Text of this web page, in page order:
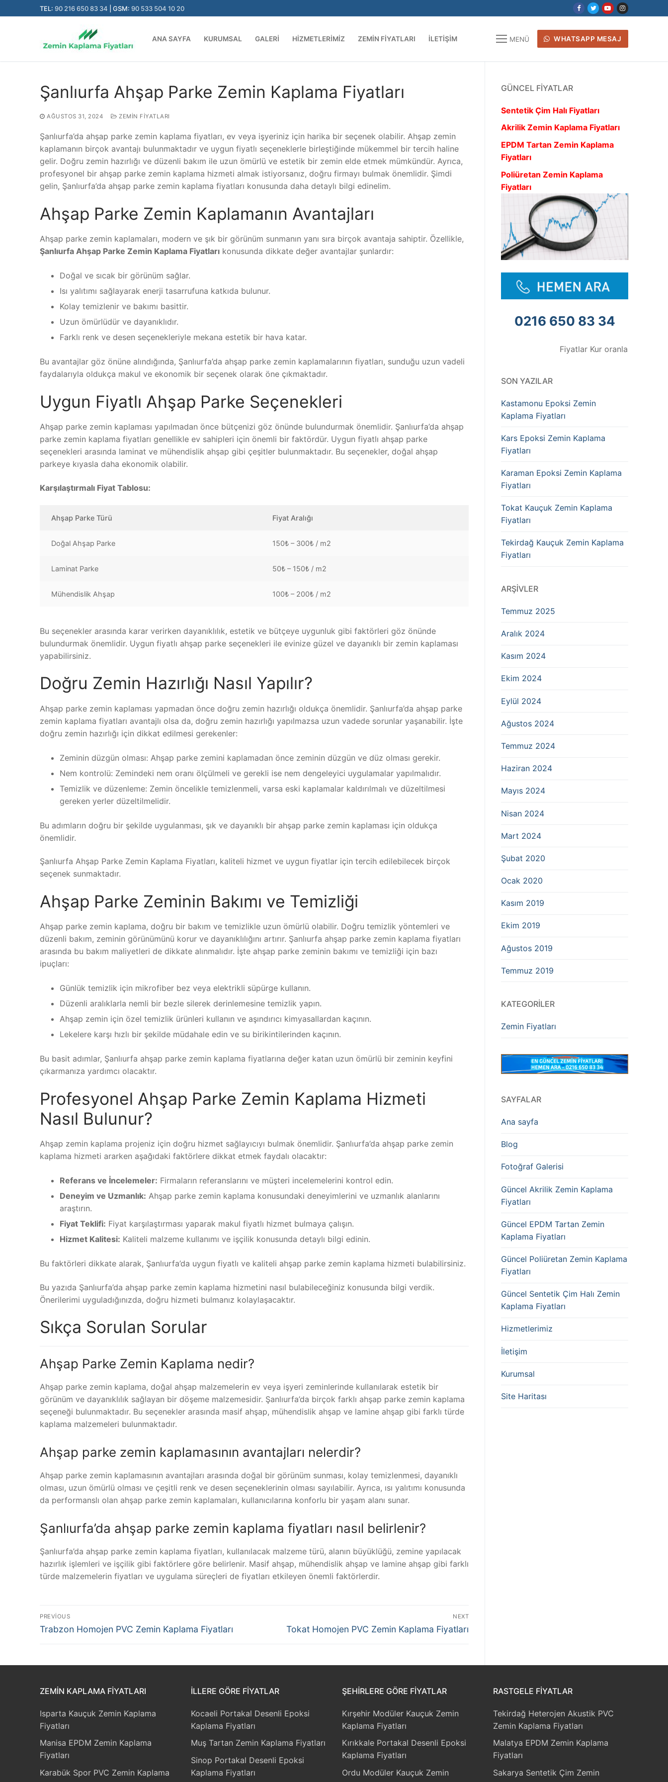
atla
TEL: 90 216 650 83 34 | GSM: 90 533 504 10 20
ANA SAYFA KURUMSAL GALERI HIZMETLERIMIZ ZEMIN FIYATLARI İLETIŞIM MENÜ WHATSAPP MESAJ
Şanlıurfa Ahşap Parke Zemin Kaplama Fiyatları
AĞUSTOS 31, 2024 ZEMIN FIYATLARI
Şanlıurfa’da ahşap parke zemin kaplama fiyatları, ev veya işyeriniz için harika bir seçenek olabilir. Ahşap zemin
kaplamanın birçok avantajı bulunmaktadır ve uygun fiyatlı seçeneklerle birleştiğinde mükemmel bir tercih haline
gelir. Doğru zemin hazırlığı ve düzenli bakım ile uzun ömürlü ve estetik bir zemin elde etmek mümkündür. Ayrıca,
profesyonel bir ahşap parke zemin kaplama hizmeti almak istiyorsanız, doğru firmayı bulmak önemlidir. Şimdi
gelin, Şanlıurfa’da ahşap parke zemin kaplama fiyatları konusunda daha detaylı bilgi edinelim.
Ahşap Parke Zemin Kaplamanın Avantajları
Ahşap parke zemin kaplamaları, modern ve şık bir görünüm sunmanın yanı sıra birçok avantaja sahiptir. Özellikle,
Şanlıurfa Ahşap Parke Zemin Kaplama Fiyatları konusunda dikkate değer avantajlar şunlardır:
Doğal ve sıcak bir görünüm sağlar.
Isı yalıtımı sağlayarak enerji tasarrufuna katkıda bulunur.
Kolay temizlenir ve bakımı basittir.
Uzun ömürlüdür ve dayanıklıdır.
Farklı renk ve desen seçenekleriyle mekana estetik bir hava katar.
Bu avantajlar göz önüne alındığında, Şanlıurfa’da ahşap parke zemin kaplamalarının fiyatları, sunduğu uzun vadeli
faydalarıyla oldukça makul ve ekonomik bir seçenek olarak öne çıkmaktadır.
Uygun Fiyatlı Ahşap Parke Seçenekleri
Ahşap parke zemin kaplaması yapılmadan önce bütçenizi göz önünde bulundurmak önemlidir. Şanlıurfa’da ahşap
parke zemin kaplama fiyatları genellikle ev sahipleri için önemli bir faktördür. Uygun fiyatlı ahşap parke
seçenekleri arasında laminat ve mühendislik ahşap gibi çeşitler bulunmaktadır. Bu seçenekler, doğal ahşap
parkeye kıyasla daha ekonomik olabilir.
Karşılaştırmalı Fiyat Tablosu:
Ahşap Parke Türü Fiyat Aralığı
Doğal Ahşap Parke 150₺ – 300₺ / m2
Laminat Parke 50₺ – 150₺ / m2
Mühendislik Ahşap 100₺ – 200₺ / m2
Bu seçenekler arasında karar verirken dayanıklılık, estetik ve bütçeye uygunluk gibi faktörleri göz önünde
bulundurmak önemlidir. Uygun fiyatlı ahşap parke seçenekleri ile evinize güzel ve dayanıklı bir zemin kaplaması
yapabilirsiniz.
Doğru Zemin Hazırlığı Nasıl Yapılır?
Ahşap parke zemin kaplaması yapmadan önce doğru zemin hazırlığı oldukça önemlidir. Şanlıurfa’da ahşap parke
zemin kaplama fiyatları avantajlı olsa da, doğru zemin hazırlığı yapılmazsa uzun vadede sorunlar yaşanabilir. İşte
doğru zemin hazırlığı için dikkat edilmesi gerekenler:
Zeminin düzgün olması: Ahşap parke zemini kaplamadan önce zeminin düzgün ve düz olması gerekir.
Nem kontrolü: Zemindeki nem oranı ölçülmeli ve gerekli ise nem dengeleyici uygulamalar yapılmalıdır.
Temizlik ve düzenleme: Zemin öncelikle temizlenmeli, varsa eski kaplamalar kaldırılmalı ve düzeltilmesi
gereken yerler düzeltilmelidir.
Bu adımların doğru bir şekilde uygulanması, şık ve dayanıklı bir ahşap parke zemin kaplaması için oldukça
önemlidir.
Şanlıurfa Ahşap Parke Zemin Kaplama Fiyatları, kaliteli hizmet ve uygun fiyatlar için tercih edilebilecek birçok
seçenek sunmaktadır.
Ahşap Parke Zeminin Bakımı ve Temizliği
Ahşap parke zemin kaplama, doğru bir bakım ve temizlikle uzun ömürlü olabilir. Doğru temizlik yöntemleri ve
düzenli bakım, zeminin görünümünü korur ve dayanıklılığını artırır. Şanlıurfa ahşap parke zemin kaplama fiyatları
arasında bu bakım maliyetleri de dikkate alınmalıdır. İşte ahşap parke zeminin bakımı ve temizliği için bazı
ipuçları:
Günlük temizlik için mikrofiber bez veya elektrikli süpürge kullanın.
Düzenli aralıklarla nemli bir bezle silerek derinlemesine temizlik yapın.
Ahşap zemin için özel temizlik ürünleri kullanın ve aşındırıcı kimyasallardan kaçının.
Lekelere karşı hızlı bir şekilde müdahale edin ve su birikintilerinden kaçının.
Bu basit adımlar, Şanlıurfa ahşap parke zemin kaplama fiyatlarına değer katan uzun ömürlü bir zeminin keyfini
çıkarmanıza yardımcı olacaktır.
Profesyonel Ahşap Parke Zemin Kaplama Hizmeti
Nasıl Bulunur?
Ahşap zemin kaplama projeniz için doğru hizmet sağlayıcıyı bulmak önemlidir. Şanlıurfa’da ahşap parke zemin
kaplama hizmeti ararken aşağıdaki faktörlere dikkat etmek faydalı olacaktır:
Referans ve İncelemeler: Firmaların referanslarını ve müşteri incelemelerini kontrol edin.
Deneyim ve Uzmanlık: Ahşap parke zemin kaplama konusundaki deneyimlerini ve uzmanlık alanlarını
araştırın.
Fiyat Teklifi: Fiyat karşılaştırması yaparak makul fiyatlı hizmet bulmaya çalışın.
Hizmet Kalitesi: Kaliteli malzeme kullanımı ve işçilik konusunda detaylı bilgi edinin.
Bu faktörleri dikkate alarak, Şanlıurfa’da uygun fiyatlı ve kaliteli ahşap parke zemin kaplama hizmeti bulabilirsiniz.
Bu yazıda Şanlıurfa’da ahşap parke zemin kaplama hizmetini nasıl bulabileceğiniz konusunda bilgi verdik.
Önerilerimi uyguladığınızda, doğru hizmeti bulmanız kolaylaşacaktır.
Sıkça Sorulan Sorular
Ahşap Parke Zemin Kaplama nedir?
Ahşap parke zemin kaplama, doğal ahşap malzemelerin ev veya işyeri zeminlerinde kullanılarak estetik bir
görünüm ve dayanıklılık sağlayan bir döşeme malzemesidir. Şanlıurfa’da birçok farklı ahşap parke zemin kaplama
seçeneği bulunmaktadır. Bu seçenekler arasında masif ahşap, mühendislik ahşap ve lamine ahşap gibi farklı türde
kaplama malzemeleri bulunmaktadır.
Ahşap parke zemin kaplamasının avantajları nelerdir?
Ahşap parke zemin kaplamasının avantajları arasında doğal bir görünüm sunması, kolay temizlenmesi, dayanıklı
olması, uzun ömürlü olması ve çeşitli renk ve desen seçeneklerinin olması sayılabilir. Ayrıca, ısı yalıtımı konusunda
da performanslı olan ahşap parke zemin kaplamaları, kullanıcılarına konforlu bir yaşam alanı sunar.
Şanlıurfa’da ahşap parke zemin kaplama fiyatları nasıl belirlenir?
Şanlıurfa’da ahşap parke zemin kaplama fiyatları, kullanılacak malzeme türü, alanın büyüklüğü, zemine yapılacak
hazırlık işlemleri ve işçilik gibi faktörlere göre belirlenir. Masif ahşap, mühendislik ahşap ve lamine ahşap gibi farklı
türde malzemelerin fiyatları ve uygulama süreçleri de fiyatları etkileyen önemli faktörlerdir.
Yazı
gezinmesi
PREVIOUS
Previous
Trabzon Homojen PVC Zemin Kaplama Fiyatları
NEXT
Next
Tokat Homojen PVC Zemin Kaplama Fiyatları
GÜNCEL FIYATLAR
Sentetik Çim Halı Fiyatları
Akrilik Zemin Kaplama Fiyatları
EPDM Tartan Zemin Kaplama
Fiyatları
Poliüretan Zemin Kaplama
Fiyatları
0216 650 83 34
Fiyatlar Kur oranlarına göre
SON YAZILAR
Kastamonu Epoksi Zemin
Kaplama Fiyatları
Kars Epoksi Zemin Kaplama
Fiyatları
Karaman Epoksi Zemin Kaplama
Fiyatları
Tokat Kauçuk Zemin Kaplama
Fiyatları
Tekirdağ Kauçuk Zemin Kaplama
Fiyatları
ARŞIVLER
Temmuz 2025
Aralık 2024
Kasım 2024
Ekim 2024
Eylül 2024
Ağustos 2024
Temmuz 2024
Haziran 2024
Mayıs 2024
Nisan 2024
Mart 2024
Şubat 2020
Ocak 2020
Kasım 2019
Ekim 2019
Ağustos 2019
Temmuz 2019
KATEGORILER
Zemin Fiyatları
SAYFALAR
Ana sayfa
Blog
Fotoğraf Galerisi
Güncel Akrilik Zemin Kaplama
Fiyatları
Güncel EPDM Tartan Zemin
Kaplama Fiyatları
Güncel Poliüretan Zemin Kaplama
Fiyatları
Güncel Sentetik Çim Halı Zemin
Kaplama Fiyatları
Hizmetlerimiz
İletişim
Kurumsal
Site Haritası
ZEMIN KAPLAMA FIYATLARI
Isparta Kauçuk Zemin Kaplama
Fiyatları
Manisa EPDM Zemin Kaplama
Fiyatları
Karabük Spor PVC Zemin Kaplama
İLLERE GÖRE FIYATLAR
Kocaeli Portakal Desenli Epoksi
Kaplama Fiyatları
Muş Tartan Zemin Kaplama Fiyatları
Sinop Portakal Desenli Epoksi
Kaplama Fiyatları
ŞEHIRLERE GÖRE FIYATLAR
Kırşehir Modüler Kauçuk Zemin
Kaplama Fiyatları
Kırıkkale Portakal Desenli Epoksi
Kaplama Fiyatları
Ordu Modüler Kauçuk Zemin
RASTGELE FIYATLAR
Tekirdağ Heterojen Akustik PVC
Zemin Kaplama Fiyatları
Malatya EPDM Zemin Kaplama
Fiyatları
Sakarya Sentetik Çim Zemin